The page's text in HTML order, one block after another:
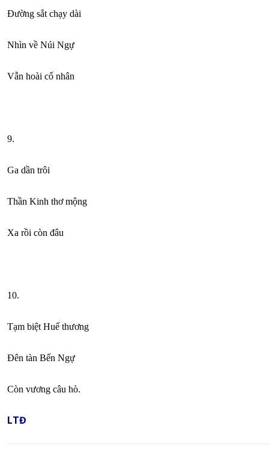
Đường sắt chạy dài
Nhìn về Núi Ngự
Vẫn hoài cố nhân
9.
Ga dần trôi
Thần Kinh thơ mộng
Xa rồi còn đâu
10.
Tạm biệt Huế thương
Đên tàn Bến Ngự
Còn vương câu hò.
LTĐ